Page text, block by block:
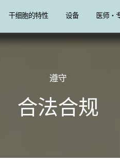
干细胞的特性 设备 医师・
遵守
合法合规